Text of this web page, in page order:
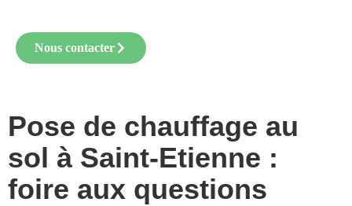
Nous contacter
Pose de chauffage au
sol à Saint-Etienne :
foire aux questions